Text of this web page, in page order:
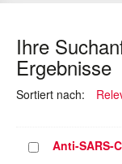
Ihre
Ergebnisse
Sortiert nach:
ProjektAnti-SARS-